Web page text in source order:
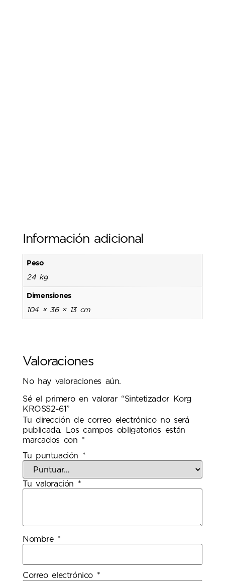
Información adicional
Peso
24 kg
Dimensiones
104 × 36 × 13 cm
Valoraciones
No hay valoraciones aún.
Sé el primero en valorar “Sintetizador Korg
KROSS2-61”
Tu dirección de correo electrónico no será
publicada.
Los campos obligatorios están
marcados con *
Tu puntuación *
Tu valoración *
Nombre *
Correo electrónico *